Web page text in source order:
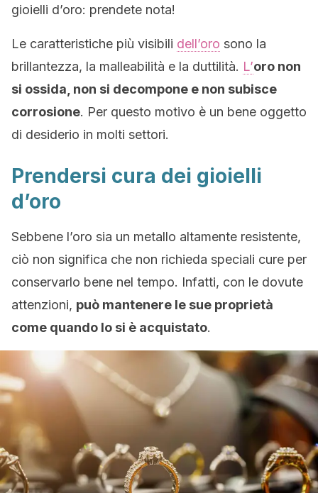
gioielli d’oro: prendete nota!
Le caratteristiche più visibili dell’oro sono la
brillantezza, la malleabilità e la duttilità. L’oro non
si ossida, non si decompone e non subisce
corrosione. Per questo motivo è un bene oggetto
di desiderio in molti settori.
Prendersi cura dei gioielli
d’oro
Sebbene l’oro sia un metallo altamente resistente,
ciò non significa che non richieda speciali cure per
conservarlo bene nel tempo. Infatti, con le dovute
attenzioni, può mantenere le sue proprietà
come quando lo si è acquistato.